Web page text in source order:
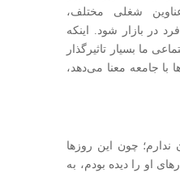
شغلی مختلف،
در بازار شود. اینکه
ما بسیار تاثیرگذار
جامعه معنا می‌دهد،
چون این روزها
او را دیده بودم، به